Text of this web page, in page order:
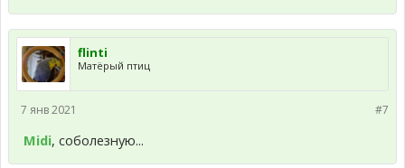
flinti
Матёрый птиц
#7
7 янв 2021
Midi, соболезную...